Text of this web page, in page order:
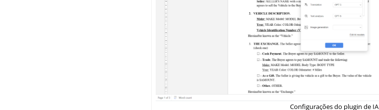
Configurações do plugin de IA